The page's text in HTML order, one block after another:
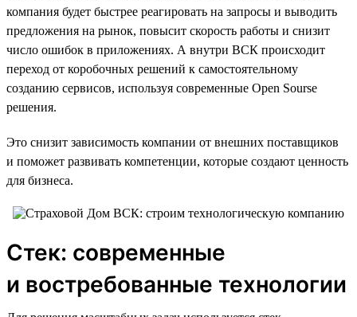
компания будет быстрее реагировать на запросы и выводить
предложения на рынок, повысит скорость работы и снизит
число ошибок в приложениях. А внутри ВСК происходит
переход от коробочных решений к самостоятельному
созданию сервисов, используя современные Open Sourse
решения.
Это снизит зависимость компании от внешних поставщиков
и поможет развивать компетенции, которые создают ценность
для бизнеса.
Стек: современные
и востребованные технологии